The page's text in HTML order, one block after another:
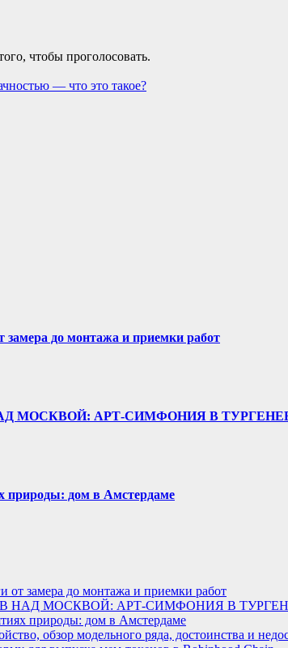
чтобы проголосовать.
— что это такое?
замера до монтажа и приемки работ
МОСКВОЙ: АРТ-СИМФОНИЯ В
природы: дом в Амстердаме
от замера до монтажа и приемки работ
НАД МОСКВОЙ: АРТ-СИМФОНИЯ В
природы: дом в Амстердаме
обзор модельного ряда, достоинства и